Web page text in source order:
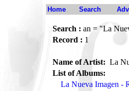
Home Search
Search : an = "La
Record : 1
Name of Artist: La
List of Albums:
La Nueva Imagen -